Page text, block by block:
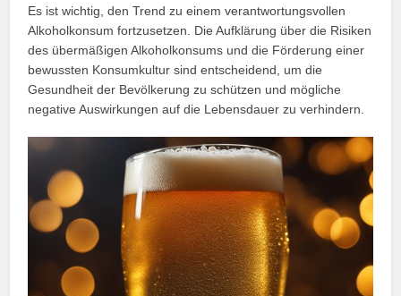
Es ist wichtig, den Trend zu einem verantwortungsvollen
Alkoholkonsum fortzusetzen. Die Aufklärung über die Risiken
des übermäßigen Alkoholkonsums und die Förderung einer
bewussten Konsumkultur sind entscheidend, um die
Gesundheit der Bevölkerung zu schützen und mögliche
negative Auswirkungen auf die Lebensdauer zu verhindern.